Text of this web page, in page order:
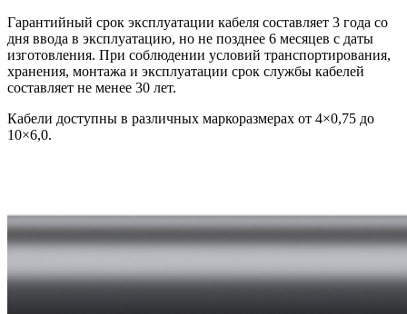
Гарантийный срок эксплуатации кабеля составляет 3 года со
дня ввода в эксплуатацию, но не позднее 6 месяцев с даты
изготовления. При соблюдении условий транспортирования,
хранения, монтажа и эксплуатации срок службы кабелей
составляет не менее 30 лет.
Кабели доступны в различных маркоразмерах от 4×0,75 до
10×6,0.